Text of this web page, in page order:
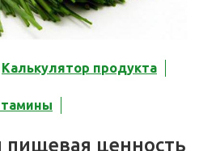
Калькулятор продукта
пищевая ценность